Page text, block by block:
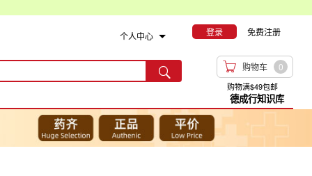
个人中心 登录 免费注册
  购物车 0
购物满$49包邮
德成行知识库